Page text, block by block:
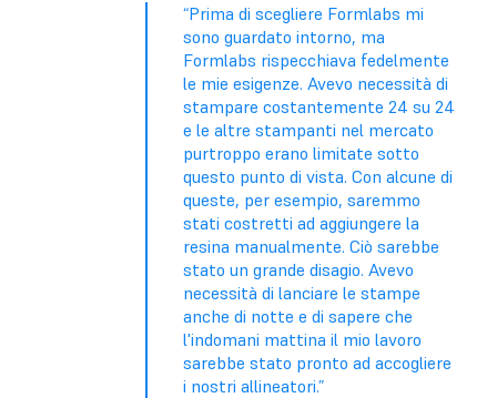
“Prima di scegliere Formlabs mi
sono guardato intorno, ma
Formlabs rispecchiava fedelmente
le mie esigenze. Avevo necessità di
stampare costantemente 24 su 24
e le altre stampanti nel mercato
purtroppo erano limitate sotto
questo punto di vista. Con alcune di
queste, per esempio, saremmo
stati costretti ad aggiungere la
resina manualmente. Ciò sarebbe
stato un grande disagio. Avevo
necessità di lanciare le stampe
anche di notte e di sapere che
l'indomani mattina il mio lavoro
sarebbe stato pronto ad accogliere
i nostri allineatori.”